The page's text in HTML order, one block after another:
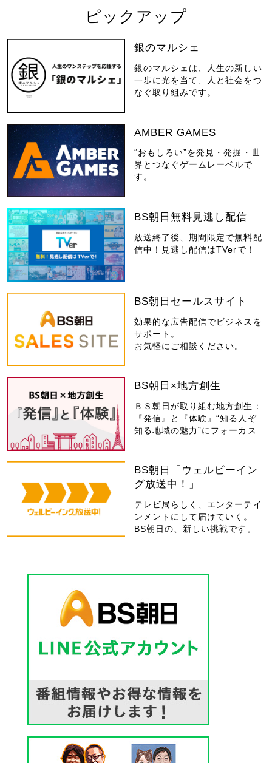
ピックアップ
銀のマルシェ
銀のマルシェは、人生の新しい
一歩に光を当て、人と社会をつ
なぐ取り組みです。
AMBER GAMES
“おもしろい”を発見・発掘・世
界とつなぐゲームレーベルで
す。
BS朝日無料見逃し配信
放送終了後、期間限定で無料配
信中！見逃し配信はTVerで！
BS朝日セールスサイト
効果的な広告配信でビジネスを
サポート。
お気軽にご相談ください。
BS朝日×地方創生
ＢＳ朝日が取り組む地方創生：
『発信』と『体験』“知る人ぞ
知る地域の魅力”にフォーカス
BS朝日「ウェルビーイン
グ放送中！」
テレビ局らしく、エンターテイ
ンメントにして届けていく。
BS朝日の、新しい挑戦です。